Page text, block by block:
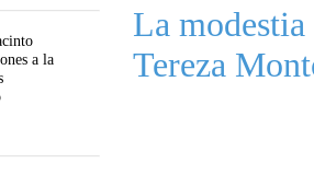
a la
La
Tereza